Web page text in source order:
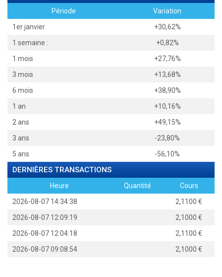
Période
Variation
1er janvier
+30,62%
1 semaine :
+0,82%
1 mois
+27,76%
3 mois
+13,68%
6 mois
+38,90%
1 an
+10,16%
2 ans
+49,15%
3 ans
-23,80%
5 ans
-56,10%
DERNIÈRES TRANSACTIONS
Heure Quantité
Cours
2026-08-07 14:34:38
2,1100
2026-08-07 12:09:19
2,1000
2026-08-07 12:04:18
2,1100
2026-08-07 09:08:54
2,1000